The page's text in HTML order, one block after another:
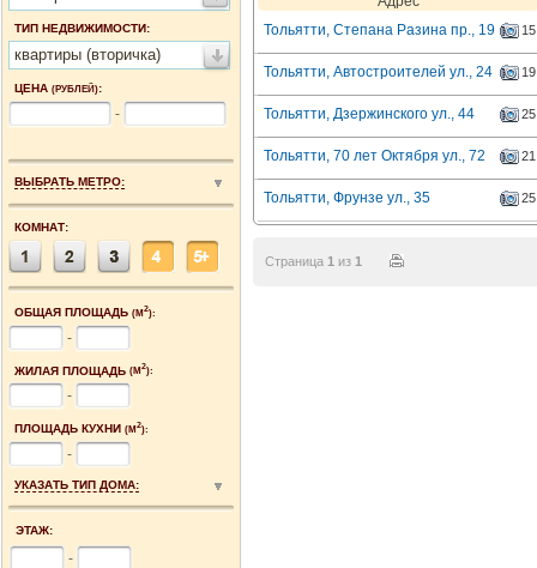
ТИП НЕДВИЖИМОСТИ:
квартиры (вторичка)
ЦЕНА (РУБЛЕЙ):
-
ВЫБРАТЬ МЕТРО:
КОМНАТ:
ОБЩАЯ ПЛОЩАДЬ (М2):
-
ЖИЛАЯ ПЛОЩАДЬ (М2):
-
ПЛОЩАДЬ КУХНИ (М2):
-
УКАЗАТЬ ТИП ДОМА:
ЭТАЖ:
-
Тольятти, Степана Разина пр., 19
15
Тольятти, Автостроителей ул., 24 19
Тольятти, Дзержинского ул., 44 25
Тольятти, 70 лет Октября ул., 72 21
Тольятти, Фрунзе ул., 35 25
Страница 1 из 1